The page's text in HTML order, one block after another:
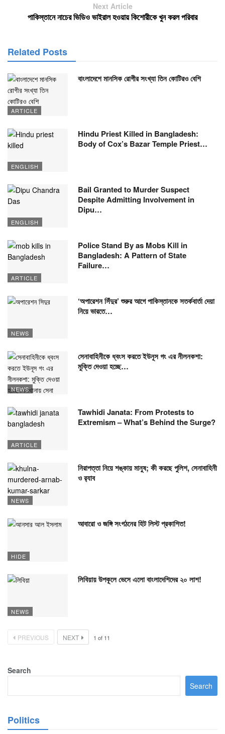
Next Article
পাকিস্তানে নাচের ভিডিও ভাইরাল হওয়ায় কিশোরীকে খুন করল পরিবার
Related Posts
ARTICLE
বাংলাদেশে মানসিক রোগীর সংখ্যা তিন কোটিরও বেশি
ENGLISH
Hindu Priest Killed in Bangladesh:
Body of Cox’s Bazar Temple Priest…
ENGLISH
Bail Granted to Murder Suspect
Despite Admitting Involvement in
Dipu…
ARTICLE
Police Stand By as Mobs Kill in
Bangladesh: A Pattern of State
Failure…
NEWS
‘অপারেশন সিঁদুর’ শুরুর আগে পাকিস্তানকে সতর্কবার্তা দেয়া
নিয়ে ভারতে…
NEWS
সেনাবাহিনীকে ধ্বংস করতে ইউনূস গং এর নীলনকশা:
মুক্তি দেওয়া হচ্ছে…
ARTICLE
Tawhidi Janata: From Protests to
Extremism – What’s Behind the Surge?
NEWS
নিরাপত্তা নিয়ে শঙ্কায় মানুষ; কী করছে পুলিশ, সেনাবাহিনী
ও র‍্যাব
HIDE
আবারো ও জঙ্গি সংগঠনের হিট লিস্ট প্রকাশিত!
NEWS
লিবিয়ায় উপকূলে ভেসে এলো বাংলাদেশিদের ২০ লাশ!
PREVIOUS NEXT 1 of 11
Search
Search
Politics